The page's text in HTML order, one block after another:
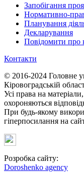
Запобігання
Нормативно-
Планування
Декларування
Повідомити про
Контакти
© 2016-2024 Головне
Кіровоградській
Усі права на
охороняються
При будь-якому
гіперпосилання на
Розробка сайту:
Doroshenko agency